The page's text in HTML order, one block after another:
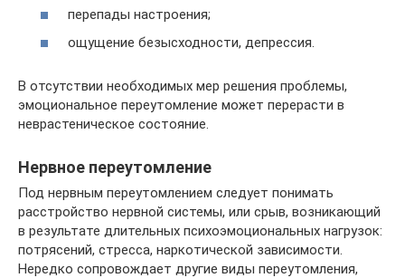
перепады настроения;
ощущение безысходности, депрессия.
В отсутствии необходимых мер решения проблемы,
эмоциональное переутомление может перерасти в
неврастеническое состояние.
Нервное переутомление
Под нервным переутомлением следует понимать
расстройство нервной системы, или срыв, возникающий
в результате длительных психоэмоциональных нагрузок:
потрясений, стресса, наркотической зависимости.
Нередко сопровождает другие виды переутомления,